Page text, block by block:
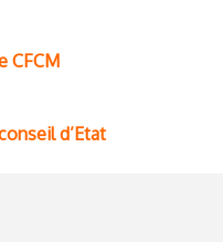
CFCM
d’Etat